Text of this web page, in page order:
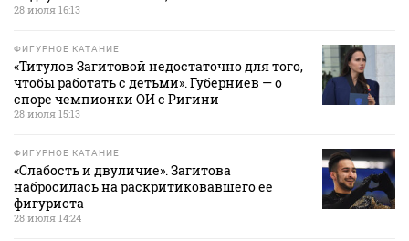
28 июля 16:13
ФИГУРНОЕ КАТАНИЕ
«Титулов Загитовой недостаточно для того,
чтобы работать с детьми». Губерниев — о
споре чемпионки ОИ с Ригини
28 июля 15:13
ФИГУРНОЕ КАТАНИЕ
«Слабость и двуличие». Загитова
набросилась на раскритиковавшего ее
фигуриста
28 июля 14:24